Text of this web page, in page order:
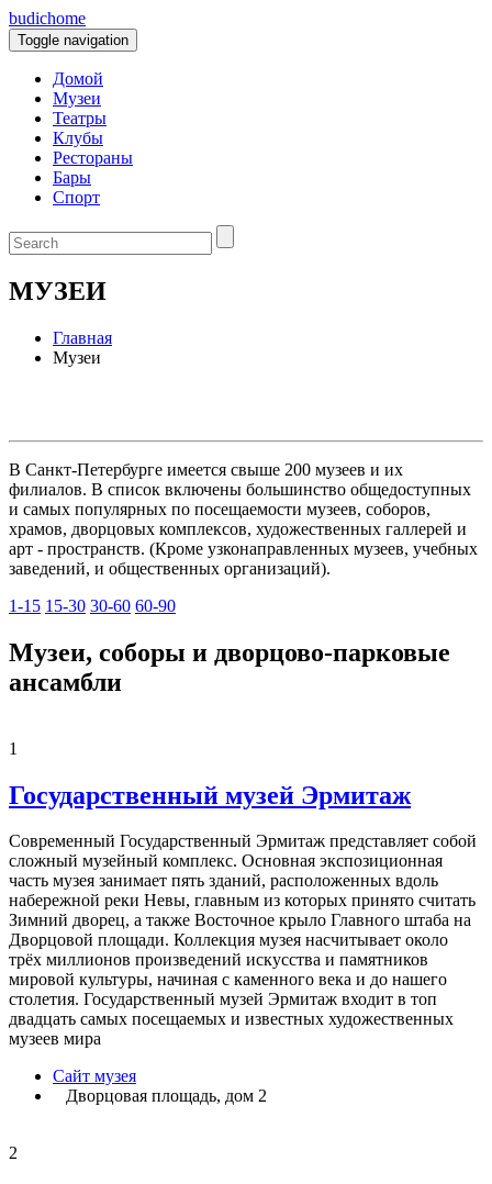
budichome
Toggle navigation
Домой
Музеи
Театры
Клубы
Рестораны
Бары
Спорт
МУЗЕИ
Главная
Музеи
В Санкт-Петербурге имеется свыше 200 музеев и их
филиалов. В список включены большинство общедоступных
и самых популярных по посещаемости музеев, соборов,
храмов, дворцовых комплексов, художественных галлерей и
арт - пространств. (Кроме узконаправленных музеев, учебных
заведений, и общественных организаций).
1-15 15-30 30-60 60-90
Музеи, соборы и дворцово-парковые
ансамбли
1
Государственный музей Эрмитаж
Современный Государственный Эрмитаж представляет собой
сложный музейный комплекс. Основная экспозиционная
часть музея занимает пять зданий, расположенных вдоль
набережной реки Невы, главным из которых принято считать
Зимний дворец, а также Восточное крыло Главного штаба на
Дворцовой площади. Коллекция музея насчитывает около
трёх миллионов произведений искусства и памятников
мировой культуры, начиная с каменного века и до нашего
столетия. Государственный музей Эрмитаж входит в топ
двадцать самых посещаемых и известных художественных
музеев мира
Сайт музея
Дворцовая площадь, дом 2
2